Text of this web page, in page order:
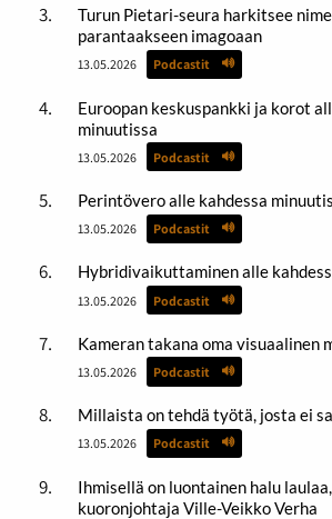
Turun Pietari-seura harkitsee
parantaakseen imagoaan
13.05.2026 Podcastit
Euroopan keskuspankki ja korot
minuutissa
13.05.2026 Podcastit
Perintövero alle kahdessa
13.05.2026 Podcastit
Hybridivaikuttaminen alle
13.05.2026 Podcastit
Kameran takana oma visuaalinen
13.05.2026 Podcastit
Millaista on tehdä työtä, josta ei
13.05.2026 Podcastit
Ihmisellä on luontainen halu
kuoronjohtaja Ville-Veikko Verha